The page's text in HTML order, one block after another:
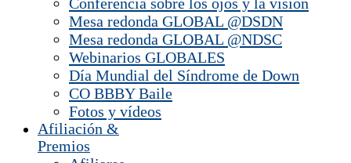
Mesa redonda GLOBAL @DSDN
Mesa redonda GLOBAL @NDSC
Webinarios GLOBALES
Día Mundial del Síndrome de Down
CO BBBY Baile
Fotos y vídeos
Afiliación &
Premios